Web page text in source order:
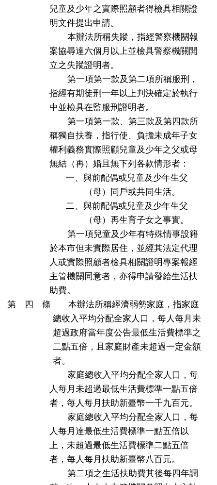
兒童及少年之實際照顧者得檢具相關證
明文件提出申請。
本辦法所稱失蹤，指經警察機關報
案協尋達六個月以上並檢具警察機關開
立之失蹤證明者。
第一項第一款及第二項所稱服刑，
指經有期徒刑一年以上判決確定於執行
中並檢具在監服刑證明者。
第一項第一款、第三款及第四款所
稱獨自扶養，指行使、負擔未成年子女
權利義務實際照顧兒童及少年之父或母
無結（再）婚且無下列各款情形者：
一、與前配偶或兒童及少年生父
（母）同戶或共同生活。
二、與前配偶或兒童及少年生父
（母）再生育子女之事實。
第一項兒童及少年有特殊情事設籍
於本市但未實際居住，並經其法定代理
人或實際照顧者檢具相關證明專案報經
主管機關同意者，亦得申請發給生活扶
助費。
第 四 條 本辦法所稱經濟弱勢家庭，指家庭
總收入平均分配全家人口，每人每月未
超過政府當年度公告最低生活費標準之
二點五倍，且家庭財產未超過一定金額
者。
家庭總收入平均分配全家人口，每
人每月未超過最低生活費標準一點五倍
者，每人每月扶助新臺幣一千九百元。
家庭總收入平均分配全家人口，每
人每月達最低生活費標準一點五倍以
上，未超過最低生活費標準二點五倍
者，每人每月扶助新臺幣八百元。
第二項之生活扶助費其後每四年調